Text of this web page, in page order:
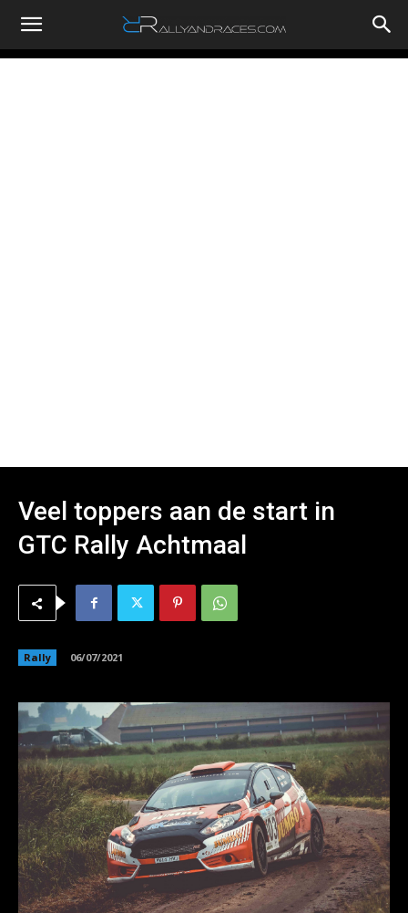
RallyandRaces.com
Veel toppers aan de start in
GTC Rally Achtmaal
Rally 06/07/2021